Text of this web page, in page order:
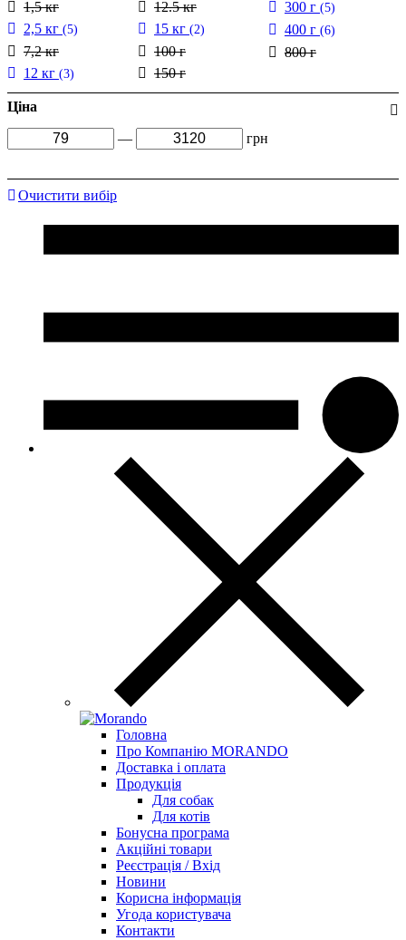
1,5 кг
2,5 кг (5)
7,2 кг
12 кг (3)
12.5 кг
15 кг (2)
100 г
150 г
300 г (5)
400 г (6)
800 г
Ціна
— грн
Очистити вибір
Головна
Про Компанію MORANDO
Доставка і оплата
Продукція
Для собак
Для котів
Бонусна програма
Акційні товари
Реєстрація / Вхід
Новини
Корисна інформація
Угода користувача
Контакти